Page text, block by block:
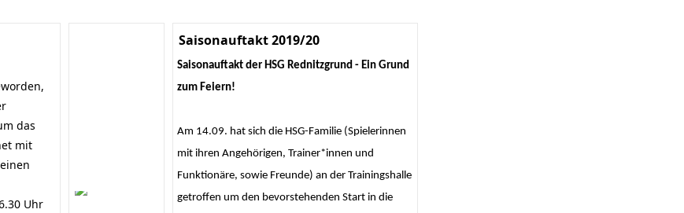
das
mit
Uhr
Saisonauftakt 2019/20
Saisonauftakt der HSG Rednitzgrund - Ein Grund
zum Feiern!
Am 14.09. hat sich die HSG-Familie (Spielerinnen
mit ihren Angehörigen, Trainer*innen und
Funktionäre, sowie Freunde) an der Trainingshalle
getroffen um den bevorstehenden Start in die